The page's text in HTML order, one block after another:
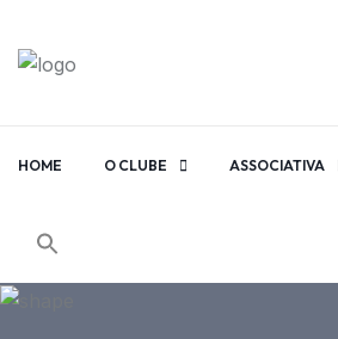
HOME O CLUBE ASSOCIATIVA